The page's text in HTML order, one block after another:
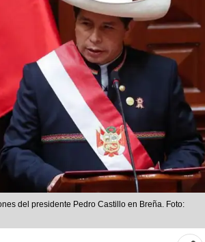
del presidente Pedro Castillo en Breña. Foto: